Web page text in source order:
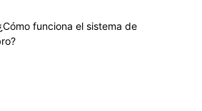
funciona el sistema de